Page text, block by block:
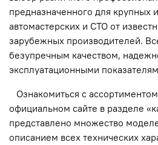
предназначенного для крупных
автомастерских и СТО от
зарубежных производителей.
безупречным качеством,
эксплуатационными
Ознакомиться с
официальном сайте в разделе
представлено множество
описанием всех технических